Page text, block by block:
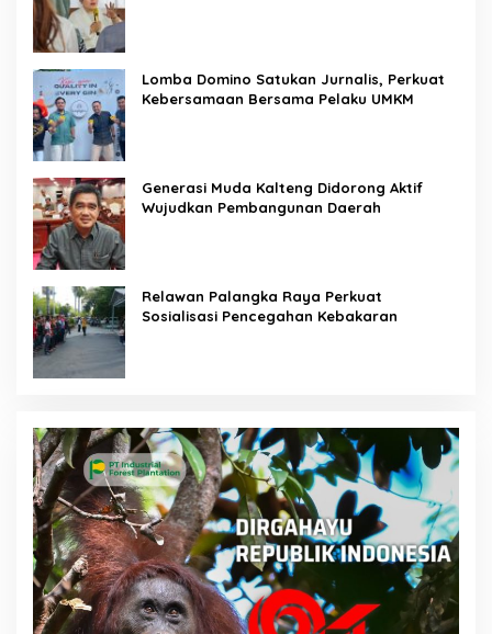
Lomba Domino Satukan Jurnalis, Perkuat
Kebersamaan Bersama Pelaku UMKM
Generasi Muda Kalteng Didorong Aktif
Wujudkan Pembangunan Daerah
Relawan Palangka Raya Perkuat
Sosialisasi Pencegahan Kebakaran